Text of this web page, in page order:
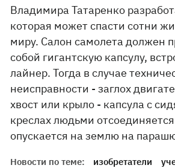
Владимира Татаренко
которая может спасти сотни
миру. Салон самолета должен
собой гигантскую капсулу,
лайнер. Тогда в случае
неисправности - заглох
хвост или крыло - капсула с
креслах людьми
опускается на землю на
Новости по теме: изобретатели